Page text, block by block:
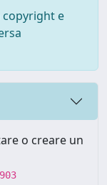
copyright e
o creare un